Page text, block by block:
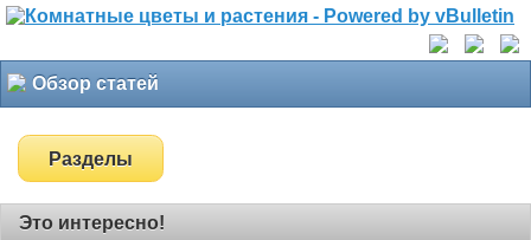
Обзор статей
Разделы
Это интересно!